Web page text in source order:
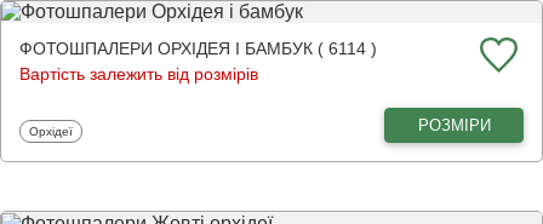
ФОТОШПАЛЕРИ ОРХІДЕЯ І БАМБУК ( 6114 )
Вартість залежить від розмірів
Фотошпалери
Орхідеї РОЗМІРИ